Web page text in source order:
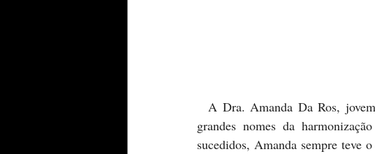
grandes nomes da
sucedidos, Amanda sempre teve